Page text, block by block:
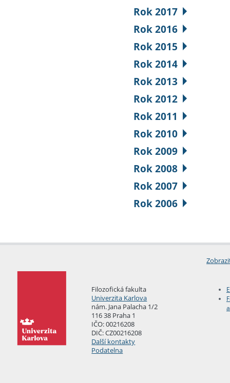
Rok 2017
Rok 2016
Rok 2015
Rok 2014
Rok 2013
Rok 2012
Rok 2011
Rok 2010
Rok 2009
Rok 2008
Rok 2007
Rok 2006
Filozofická fakulta
Univerzita Karlova
nám. Jana Palacha 1/2
116 38 Praha 1
IČO: 00216208
DIČ: CZ00216208
Další kontakty
Podatelna